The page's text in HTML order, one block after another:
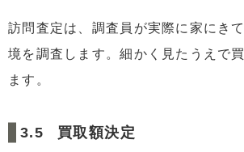
訪問査定は、調査員が実際に家にき
境を調査します。細かく見たうえで
ます。
買取額決定